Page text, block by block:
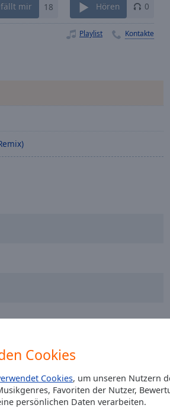
Cookies
Cookies, um unseren Nutzern
Favoriten der Nutzer,
persönlichen Daten verarbeiten.
mir 18 Hören 0
Playlist Kontakte
The Stars